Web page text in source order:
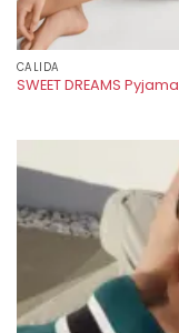
CALIDA
SWEET DREAMS Pyjama